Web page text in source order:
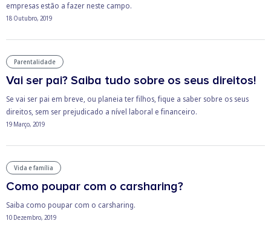
empresas estão a fazer neste campo.
18 Outubro, 2019
Parentalidade
Vai ser pai? Saiba tudo sobre os seus direitos!
Se vai ser pai em breve, ou planeia ter filhos, fique a saber sobre os seus
direitos, sem ser prejudicado a nível laboral e financeiro.
19 Março, 2019
Vida e família
Como poupar com o carsharing?
Saiba como poupar com o carsharing.
10 Dezembro, 2019